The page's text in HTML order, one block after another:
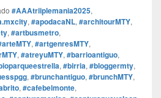
#AAAtriiplemania2025,
, #apodacaNL, #architourMTY,
, #artbusmetro,
, #artgenresMTY,
, #atreyuMTY, #barrioantiguo,
, #birria, #bloggermty,
, #brunchantiguo, #brunchMTY,
, #cafebelmonte,